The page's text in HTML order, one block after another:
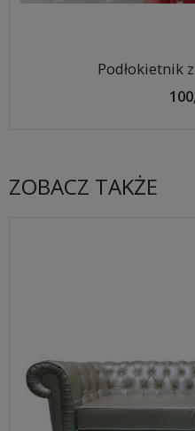
Podłokietnik
ZOBACZ TAKŻE